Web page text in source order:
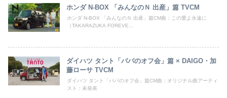
ホンダ N-BOX 「みんなのＮ 出産」篇 TVCM
ホンダ N-BOX 「みんなのＮ 出産」篇CM曲：この愛よ永遠に
（TAKARAZUKA FOREVE...
ダイハツ タント「パパのオフ会」篇 × DAIGO・加
藤ローサ TVCM
ダイハツ タント「パパのオフ会」篇CM曲：オリジナル曲アーティ
スト：未発表